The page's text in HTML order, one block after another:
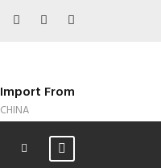
Import From
CHINA